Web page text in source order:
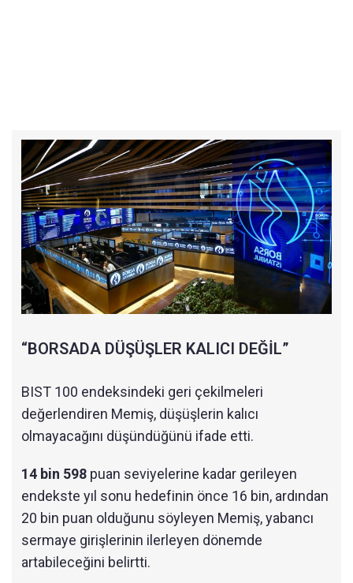
“BORSADA DÜŞÜŞLER KALICI DEĞİL”
BIST 100 endeksindeki geri çekilmeleri
değerlendiren Memiş, düşüşlerin kalıcı
olmayacağını düşündüğünü ifade etti.
14 bin 598 puan seviyelerine kadar gerileyen
endekste yıl sonu hedefinin önce 16 bin, ardından
20 bin puan olduğunu söyleyen Memiş, yabancı
sermaye girişlerinin ilerleyen dönemde
artabileceğini belirtti.